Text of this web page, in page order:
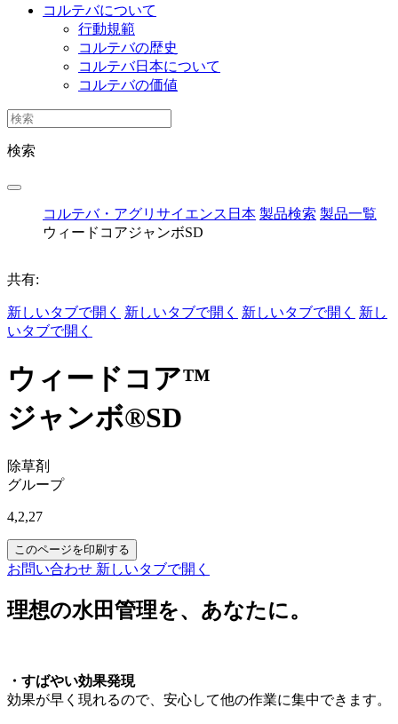
コルテバについて
行動規範
コルテバの歴史
コルテバ日本について
コルテバの価値
検索
コルテバ・アグリサイエンス日本 製品検索 製品一覧
ウィードコアジャンボSD
共有:
新しいタブで開く 新しいタブで開く 新しいタブで開く
新し
いタブで開く
ウィードコア™
ジャンボ®SD
除草剤
グループ
4,2,27
このページを印刷する
お問い合わせ 新しいタブで開く
理想の水田管理を、あなたに。
・すばやい効果発現
効果が早く現れるので、安心して他の作業に集中できます。